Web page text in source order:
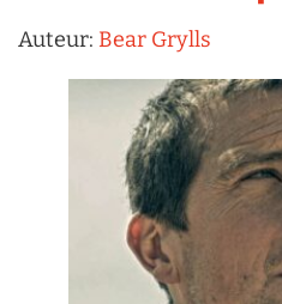
Auteur: Bear Grylls